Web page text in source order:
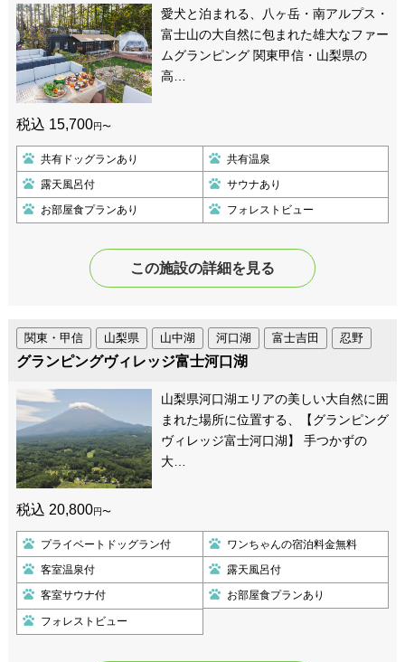
愛犬と泊まれる、八ヶ岳・南アルプス・
富士山の大自然に包まれた雄大なファー
ムグランピング 関東甲信・山梨県の
高…
税込 15,700円〜
共有ドッグランあり 共有温泉
露天風呂付 サウナあり
お部屋食プランあり フォレストビュー
この施設の詳細を見る
富士吉田 忍野
関東・甲信 山梨県 山中湖 河口湖
グランピングヴィレッジ富士河口湖
山梨県河口湖エリアの美しい大自然に囲
まれた場所に位置する、【グランピング
ヴィレッジ富士河口湖】 手つかずの
大…
税込 20,800円〜
プライベートドッグラン付 ワンちゃんの宿泊料金無料
客室温泉付 露天風呂付
客室サウナ付 お部屋食プランあり
フォレストビュー